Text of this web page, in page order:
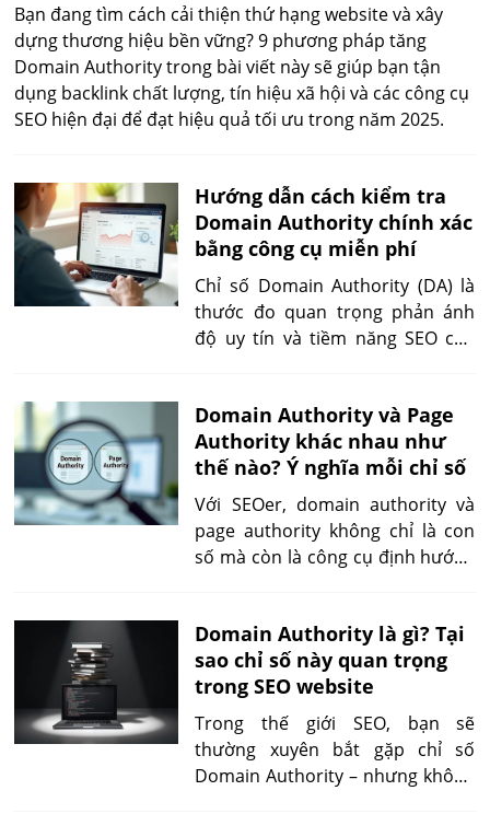
Bạn đang tìm cách cải thiện thứ hạng website và xây
dựng thương hiệu bền vững? 9 phương pháp tăng
Domain Authority trong bài viết này sẽ giúp bạn tận
dụng backlink chất lượng, tín hiệu xã hội và các công cụ
SEO hiện đại để đạt hiệu quả tối ưu trong năm 2025.
Hướng dẫn cách kiểm tra
Domain Authority chính xác
bằng công cụ miễn phí
Chỉ số Domain Authority (DA) là
thước đo quan trọng phản ánh
độ uy tín và tiềm năng SEO của
cách kiểm tra domain authority
bằng các công cụ miễn phí, dễ sử
dụng, phù hợp cho cả người mới
bắt đầu lẫn chuyên gia SEO.
Domain Authority và Page
Authority khác nhau như
thế nào? Ý nghĩa mỗi chỉ số
Với SEOer, domain authority và
page authority không chỉ là con
số mà còn là công cụ định hướng
phản ánh khả năng cạnh tranh
của từng bài viết. Tùy mục tiêu
từng giai đoạn, bạn sẽ ưu tiên
tăng DA hay tập trung vào PA.
Domain Authority là gì? Tại
sao chỉ số này quan trọng
trong SEO website
Trong thế giới SEO, bạn sẽ
thường xuyên bắt gặp chỉ số
Domain Authority – nhưng không